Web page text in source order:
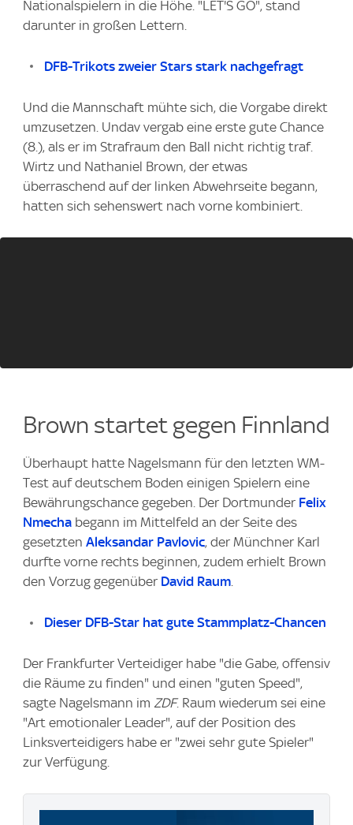
Nationalspielern in die Höhe. "LET'S GO", stand
darunter in großen Lettern.
DFB-Trikots zweier Stars stark nachgefragt
Und die Mannschaft mühte sich, die Vorgabe direkt
umzusetzen. Undav vergab eine erste gute Chance
(8.), als er im Strafraum den Ball nicht richtig traf.
Wirtz und Nathaniel Brown, der etwas
überraschend auf der linken Abwehrseite begann,
hatten sich sehenswert nach vorne kombiniert.
Brown startet gegen Finnland
Überhaupt hatte Nagelsmann für den letzten WM-
Test auf deutschem Boden einigen Spielern eine
Bewährungschance gegeben. Der Dortmunder Felix
Nmecha begann im Mittelfeld an der Seite des
gesetzten Aleksandar Pavlovic, der Münchner Karl
durfte vorne rechts beginnen, zudem erhielt Brown
den Vorzug gegenüber David Raum
Dieser DFB-Star hat gute Stammplatz-Chancen
Der Frankfurter Verteidiger habe "die Gabe, offensiv
die Räume zu finden" und einen "guten Speed",
sagte Nagelsmann im ZDF. Raum wiederum sei eine
"Art emotionaler Leader", auf der Position des
Linksverteidigers habe er "zwei sehr gute Spieler"
zur Verfügung.